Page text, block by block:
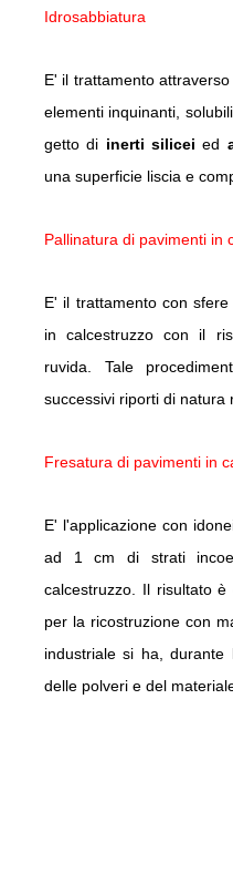
Idrosabbiatura
E' il trattamento
elementi inquinanti,
getto di inerti siliceied
una superficie liscia e
Pallinatura di pavimenti in
E' il trattamento con
in calcestruzzo con il
ruvida. Tale
successivi riporti di natura
Fresatura di pavimenti in
E' l'applicazione con
ad 1 cm di strati
calcestruzzo. Il risultato
per la ricostruzione con
industriale si ha, durante
delle polveri e del